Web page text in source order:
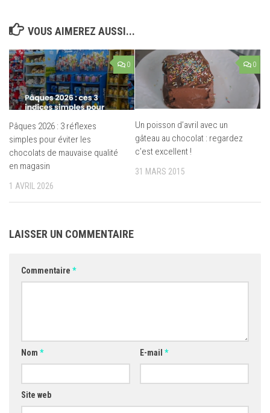
VOUS AIMEREZ AUSSI...
0
Pâques 2026 : 3 réflexes
simples pour éviter les
chocolats de mauvaise qualité
en magasin
1 AVRIL 2026
0
Un poisson d’avril avec un
gâteau au chocolat : regardez
c’est excellent !
31 MARS 2015
LAISSER UN COMMENTAIRE
Commentaire *
Nom * E-mail *
Site web